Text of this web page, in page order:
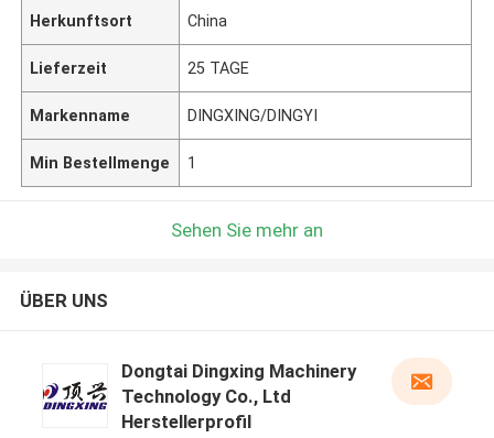
Herkunftsort China
Lieferzeit 25 TAGE
Markenname DINGXING/DINGYI
Min Bestellmenge 1
Sehen Sie mehr an
ÜBER UNS
Dongtai Dingxing Machinery
Technology Co., Ltd
Herstellerprofil